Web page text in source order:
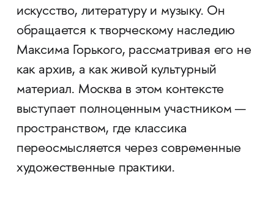
искусство, литературу и музыку. Он
обращается к творческому наследию
Максима Горького, рассматривая его не
как архив, а как живой культурный
материал. Москва в этом контексте
выступает полноценным участником —
пространством, где классика
переосмысляется через современные
художественные практики.